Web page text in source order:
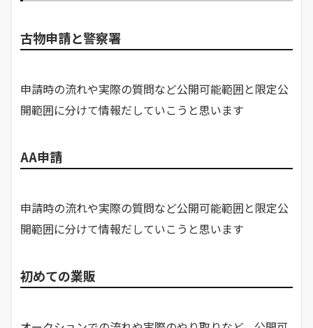
古物申請と警察署
申請時の流れや実際の質問など公開可能範囲と限定公
開範囲に分けて情報だしていこうと思います
AA申請
申請時の流れや実際の質問など公開可能範囲と限定公
開範囲に分けて情報だしていこうと思います
初めての業販